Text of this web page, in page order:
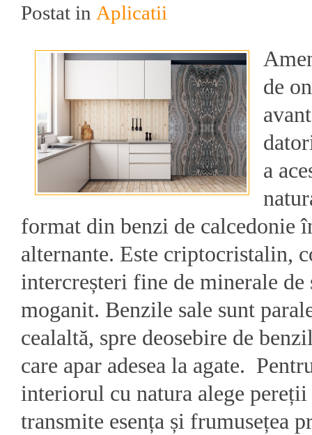
Postat in Aplicatii
de
a
format din benzi de calcedonie
alternante. Este criptocristalin,
intercreșteri fine de minerale
moganit. Benzile sale sunt
cealaltă, spre deosebire de
care apar adesea la agate.
interiorul cu natura alege
transmite esența și frumusețea